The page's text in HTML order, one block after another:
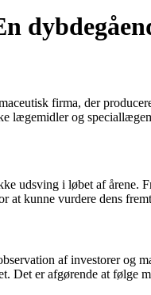
firma, der
lægemidler og
udsving i løbet af
at kunne vurdere dens
af investorer og
Det er afgørende at